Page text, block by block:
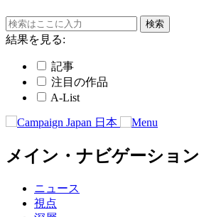
結果を見る:
記事
注目の作品
A-List
メイン・ナビゲーション
ニュース
視点